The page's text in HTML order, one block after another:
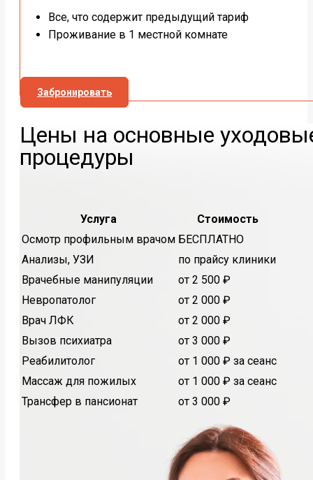
Все, что содержит предыдущий тариф
Проживание в 1 местной комнате
Забронировать
Цены на основные
процедуры
Услуга
Стоимость
Осмотр профильным врачом БЕСПЛАТНО
Анализы, УЗИ
по прайсу клиники
Врачебные манипуляции
от 2 500 ₽
Невропатолог
от 2 000 ₽
Врач ЛФК
от 2 000 ₽
Вызов психиатра
от 3 000 ₽
Реабилитолог
от 1 000 ₽ за сеанс
Массаж для пожилых
от 1 000 ₽ за сеанс
Трансфер в пансионат
от 3 000 ₽